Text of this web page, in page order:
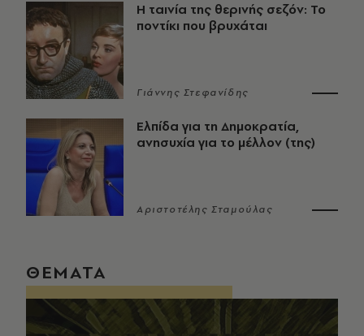
Η ταινία της θερινής σεζόν: Το
ποντίκι που βρυχάται
Γιάννης Στεφανίδης
Ελπίδα για τη Δημοκρατία,
ανησυχία για το μέλλον (της)
Αριστοτέλης Σταμούλας
ΘΕΜΑΤΑ